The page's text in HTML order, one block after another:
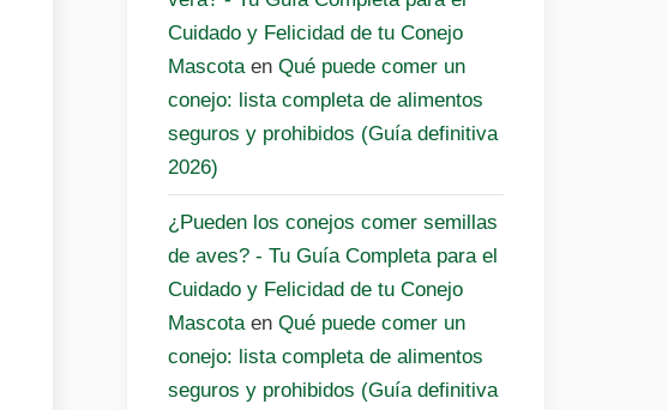
Cuidado y Felicidad de tu Conejo
Mascota en Qué puede comer un
conejo: lista completa de alimentos
seguros y prohibidos (Guía definitiva
2026)
¿Pueden los conejos comer semillas
de aves? - Tu Guía Completa para el
Cuidado y Felicidad de tu Conejo
Mascota en Qué puede comer un
conejo: lista completa de alimentos
seguros y prohibidos (Guía definitiva